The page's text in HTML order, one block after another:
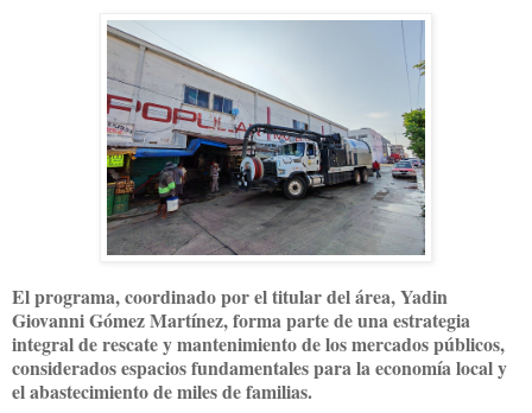
El programa, coordinado por el titular del área, Yadin
Giovanni Gómez Martínez, forma parte de una estrategia
integral de rescate y mantenimiento de los mercados públicos,
considerados espacios fundamentales para la economía local y
el abastecimiento de miles de familias.